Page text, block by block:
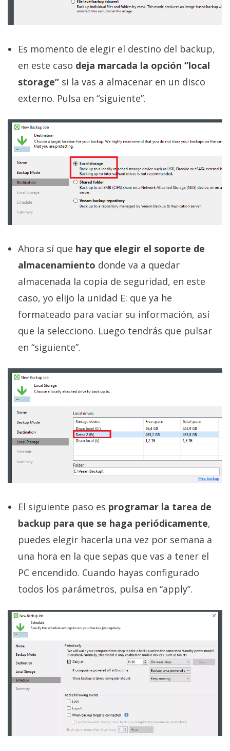
Es momento de elegir el destino del backup,
en este caso deja marcada la opción “local
storage” si la vas a almacenar en un disco
externo. Pulsa en “siguiente”.
Ahora sí que hay que elegir el soporte de
almacenamiento donde va a quedar
almacenada la copia de seguridad, en este
caso, yo elijo la unidad E: que ya he
formateado para vaciar su información, así
que la selecciono. Luego tendrás que pulsar
en “siguiente”.
El siguiente paso es programar la tarea de
backup para que se haga periódicamente,
puedes elegir hacerla una vez por semana a
una hora en la que sepas que vas a tener el
PC encendido. Cuando hayas configurado
todos los parámetros, pulsa en “apply”.